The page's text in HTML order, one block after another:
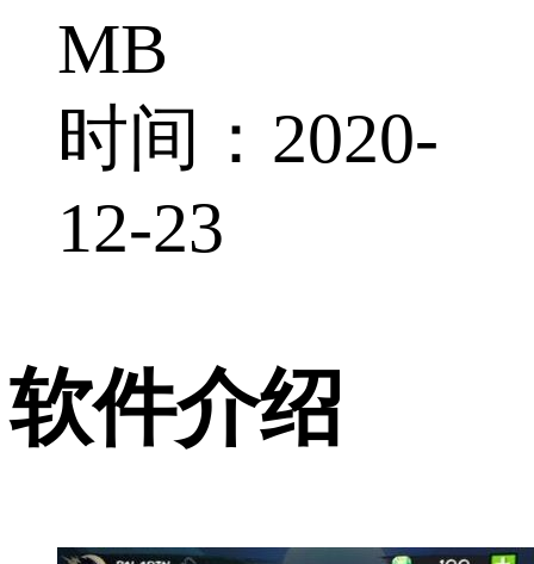
MB
时间：2020-
12-23
软件介绍